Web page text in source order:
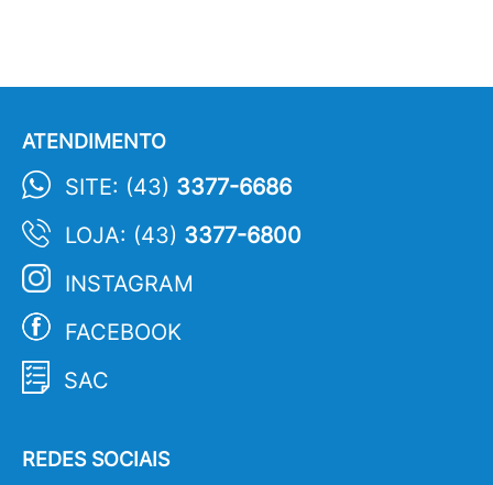
ATENDIMENTO
SITE: (43) 3377-6686
LOJA: (43) 3377-6800
INSTAGRAM
FACEBOOK
SAC
REDES SOCIAIS